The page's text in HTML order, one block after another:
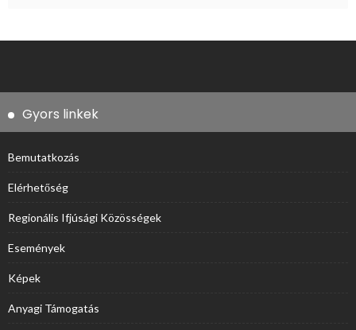
Gyors linkek
Bemutatkozás
Elérhetőség
Regionális Ifjúsági Közösségek
Események
Képek
Anyagi Támogatás